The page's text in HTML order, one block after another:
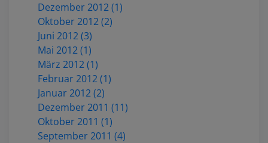
Dezember 2012 (1)
Oktober 2012 (2)
Juni 2012 (3)
Mai 2012 (1)
März 2012 (1)
Februar 2012 (1)
Januar 2012 (2)
Dezember 2011 (11)
Oktober 2011 (1)
September 2011 (4)